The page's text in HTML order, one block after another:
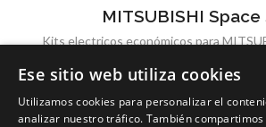
MITSUBISHI Space
Kits electricos económicos para
Ese sitio web utiliza cookies
Utilizamos cookies para personalizar el
analizar nuestro tráfico. También